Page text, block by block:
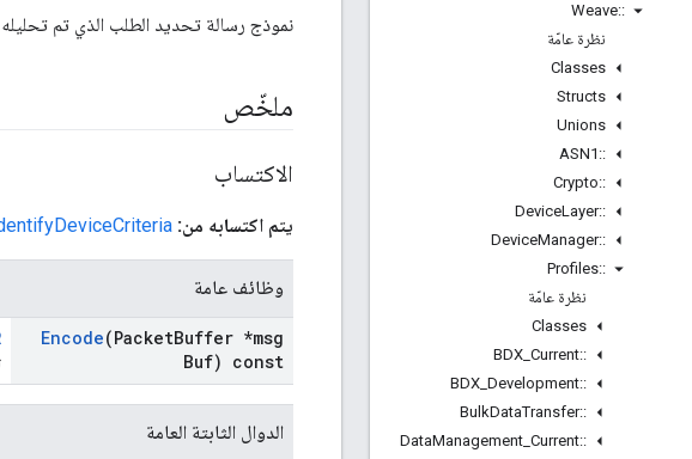
::
Weave
نظرة عامّة
Classes
Structs
Unions
::
ASN1
::
Crypto
::
DeviceLayer
::
DeviceManager
::
Profiles
نظرة عامّة
Classes
::
BDX Current
::
BDX Development
::
BulkDataTransfer
::
DataManagement Current
نموذج رسالة تحديد الطلب الذي تم تحليله
ملخّص
الاكتساب
يتم اكتسابه من:
وظائف عامة
Encode(PacketBuffer *msg
Buf) const
الدوال الثابتة العامة